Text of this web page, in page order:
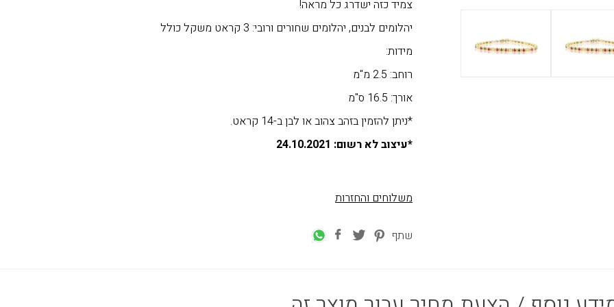
צמיד כזה ישדרג כל מראה!
יהלומים לבנים, יהלומים שחורים ורובי: 3 קראט משקל כולל
מידות:
רוחב: 2.5 מ"מ
אורך: 16.5 ס"מ
*ניתן להזמין בזהב צהוב או לבן ב-14 קראט.
*עיצוב לא רשום: 24.10.2021
משלוחים והחזרות
שתף